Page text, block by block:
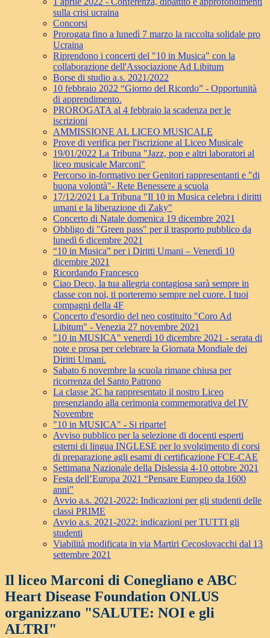
sulla crisi ucraina
Concorsi
Prorogata fino a lunedì 7 marzo la raccolta solidale pro
Ucraina
Riprendono i concerti del "10 in Musica" con la
collaborazione dell'Associazione Ad Libitum
Borse di studio a.s. 2021/2022
10 febbraio 2022 “Giorno del Ricordo” - Opportunità
di apprendimento.
PROROGATA al 4 febbraio la scadenza per le
iscrizioni
AMMISSIONE AL LICEO MUSICALE
Prove di verifica per l'iscrizione al Liceo Musicale
19/01/2022 La Tribuna "Jazz, pop e altri laboratori al
liceo musicale Marconi"
Percorso in-formativo per Genitori rappresentanti e "di
buona volontà"- Rete Benessere a scuola
17/12/2021 La Tribuna "Il 10 in Musica celebra i diritti
umani e la liberazione di Zaky"
Concerto di Natale domenica 19 dicembre 2021
Obbligo di "Green pass" per il trasporto pubblico da
lunedì 6 dicembre 2021
“10 in Musica” per i Diritti Umani – Venerdì 10
dicembre 2021
Ricordando Francesco
Ciao Deco, la tua allegria contagiosa sarà sempre in
classe con noi, ti porteremo sempre nel cuore. I tuoi
compagni della 4F
Concerto d'esordio del neo costituito "Coro Ad
Libitum" - Venezia 27 novembre 2021
"10 in MUSICA" venerdì 10 dicembre 2021 - serata di
note e prosa per celebrare la Giornata Mondiale dei
Diritti Umani.
Sabato 6 novembre la scuola rimane chiusa per
ricorrenza del Santo Patrono
La classe 2C ha rappresentato il nostro Liceo
presenziando alla cerimonia commemorativa del IV
Novembre
"10 in MUSICA" - Si riparte!
Avviso pubblico per la selezione di docenti esperti
esterni di lingua INGLESE per lo svolgimento di corsi
di preparazione agli esami di certificazione FCE-CAE
Settimana Nazionale della Dislessia 4-10 ottobre 2021
Festa dell’Europa 2021 “Pensare Europeo da 1600
anni”
Avvio a.s. 2021-2022: Indicazioni per gli studenti delle
classi PRIME
Avvio a.s. 2021-2022: indicazioni per TUTTI gli
studenti
Viabilità modificata in via Martiri Cecoslovacchi dal 13
settembre 2021
Il liceo Marconi di Conegliano e ABC
Heart Disease Foundation ONLUS
organizzano "SALUTE: NOI e gli
ALTRI"